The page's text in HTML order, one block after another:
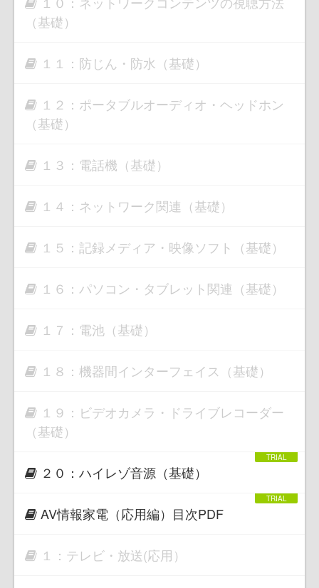
（基礎）
１１：防じん・防水（基礎）
１２：ポータブルオーディオ・ヘッドホン
（基礎）
１３：電話機（基礎）
１４：ネットワーク関連（基礎）
１５：記録メディア・映像ソフト（基礎）
１６：パソコン・タブレット関連（基礎）
１７：電池（基礎）
１８：機器間インターフェイス（基礎）
１９：ビデオカメラ・ドライブレコーダー
（基礎）
２０：ハイレゾ音源（基礎）
AV情報家電（応用編）目次PDF
１：テレビ・放送(応用）